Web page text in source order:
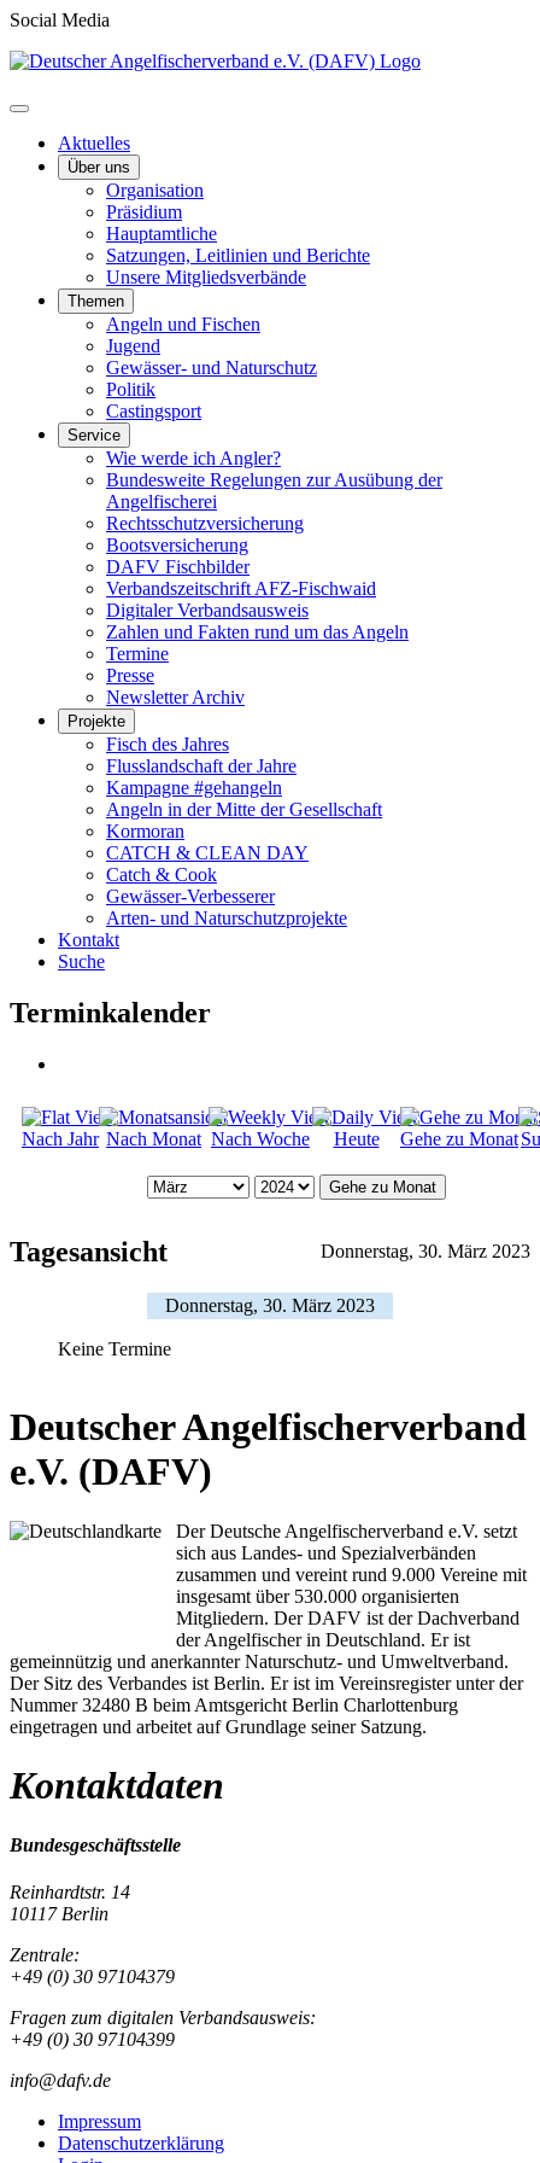
Social Media
Aktuelles
Über uns
Organisation
Präsidium
Hauptamtliche
Satzungen, Leitlinien und Berichte
Unsere Mitgliedsverbände
Themen
Angeln und Fischen
Jugend
Gewässer- und Naturschutz
Politik
Castingsport
Service
Wie werde ich Angler?
Bundesweite Regelungen zur Ausübung der
Angelfischerei
Rechtsschutzversicherung
Bootsversicherung
DAFV Fischbilder
Verbandszeitschrift AFZ-Fischwaid
Digitaler Verbandsausweis
Zahlen und Fakten rund um das Angeln
Termine
Presse
Newsletter Archiv
Projekte
Fisch des Jahres
Flusslandschaft der Jahre
Kampagne #gehangeln
Angeln in der Mitte der Gesellschaft
Kormoran
CATCH & CLEAN DAY
Catch & Cook
Gewässer-Verbesserer
Arten- und Naturschutzprojekte
Kontakt
Suche
Terminkalender
Nach Jahr Nach Monat Nach Woche Heute Gehe zu Monat
Gehe zu Monat
Tagesansicht Donnerstag, 30. März 2023
Donnerstag, 30. März 2023
Keine Termine
Deutscher Angelfischerverband
e.V. (DAFV)
Der Deutsche Angelfischerverband e.V. setzt
sich aus Landes- und Spezialverbänden
zusammen und vereint rund 9.000 Vereine mit
insgesamt über 530.000 organisierten
Mitgliedern. Der DAFV ist der Dachverband
der Angelfischer in Deutschland. Er ist
gemeinnützig und anerkannter Naturschutz- und Umweltverband.
Der Sitz des Verbandes ist Berlin. Er ist im Vereinsregister unter der
Nummer 32480 B beim Amtsgericht Berlin Charlottenburg
eingetragen und arbeitet auf Grundlage seiner Satzung.
Kontaktdaten
Bundesgeschäftsstelle
Reinhardtstr. 14
10117 Berlin
Zentrale:
+49 (0) 30 97104379
Fragen zum digitalen Verbandsausweis:
+49 (0) 30 97104399
info@dafv.de
Impressum
Datenschutzerklärung